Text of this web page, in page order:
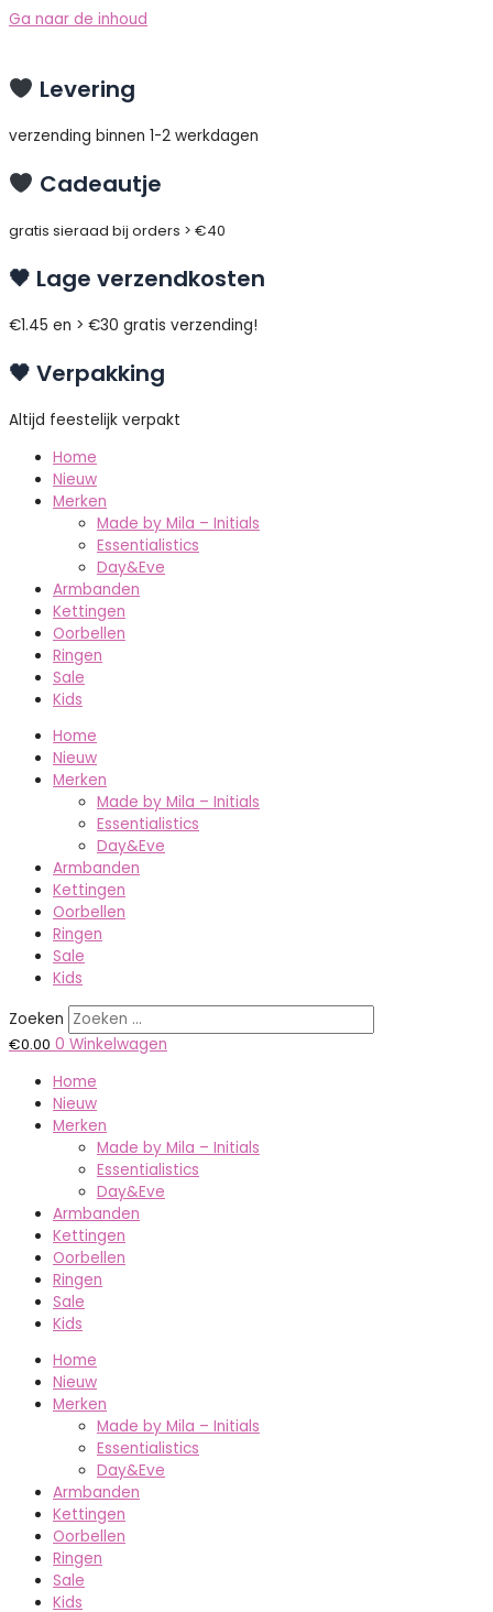
Ga naar de inhoud
Levering
verzending binnen 1-2 werkdagen
Cadeautje
gratis sieraad bij orders > €40
🖤 Lage verzendkosten
€1.45 en > €30 gratis verzending!
🖤 Verpakking
Altijd feestelijk verpakt
Home
Nieuw
Merken
Made by Mila – Initials
Essentialistics
Day&Eve
Armbanden
Kettingen
Oorbellen
Ringen
Sale
Kids
Home
Nieuw
Merken
Made by Mila – Initials
Essentialistics
Day&Eve
Armbanden
Kettingen
Oorbellen
Ringen
Sale
Kids
Zoeken
€0.00 0 Winkelwagen
Home
Nieuw
Merken
Made by Mila – Initials
Essentialistics
Day&Eve
Armbanden
Kettingen
Oorbellen
Ringen
Sale
Kids
Home
Nieuw
Merken
Made by Mila – Initials
Essentialistics
Day&Eve
Armbanden
Kettingen
Oorbellen
Ringen
Sale
Kids